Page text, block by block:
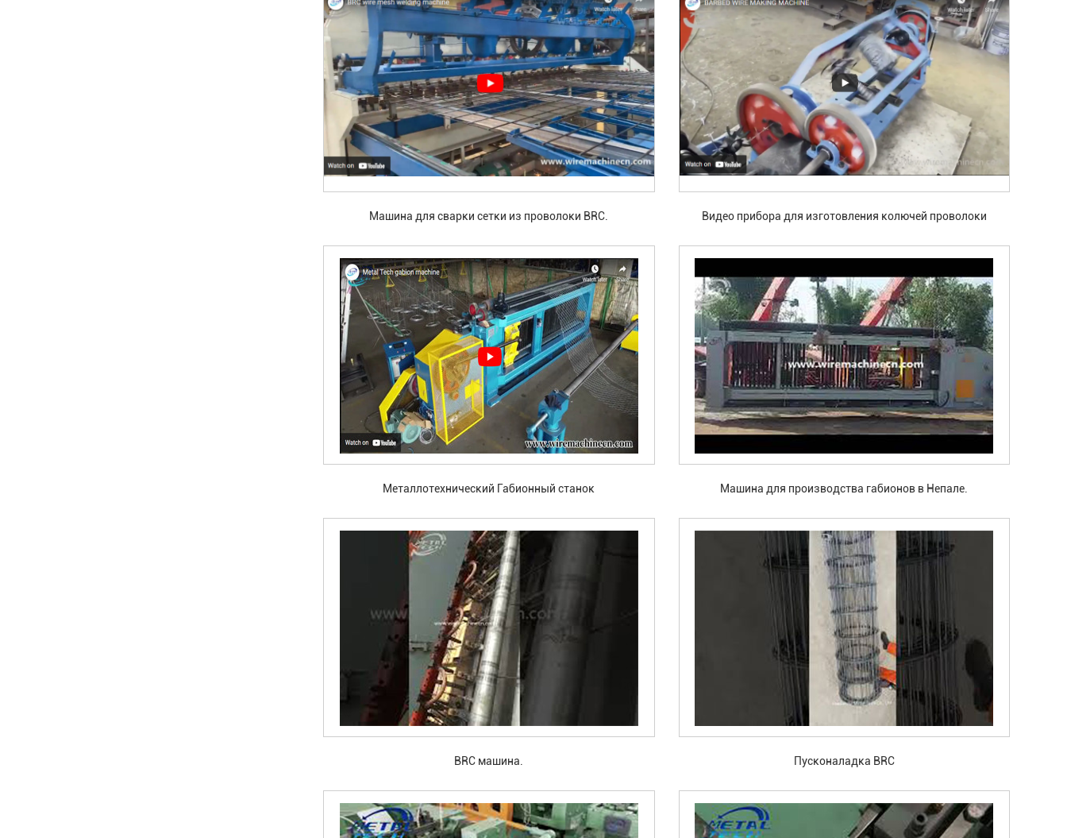
Машина для сварки сетки из проволоки BRC. Видео прибора для изготовления колючей проволоки
Металлотехнический Габионный станок Машина для производства габионов в Непале.
BRC машина. Пусконаладка BRC